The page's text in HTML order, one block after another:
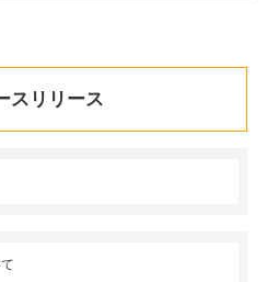
スリリース